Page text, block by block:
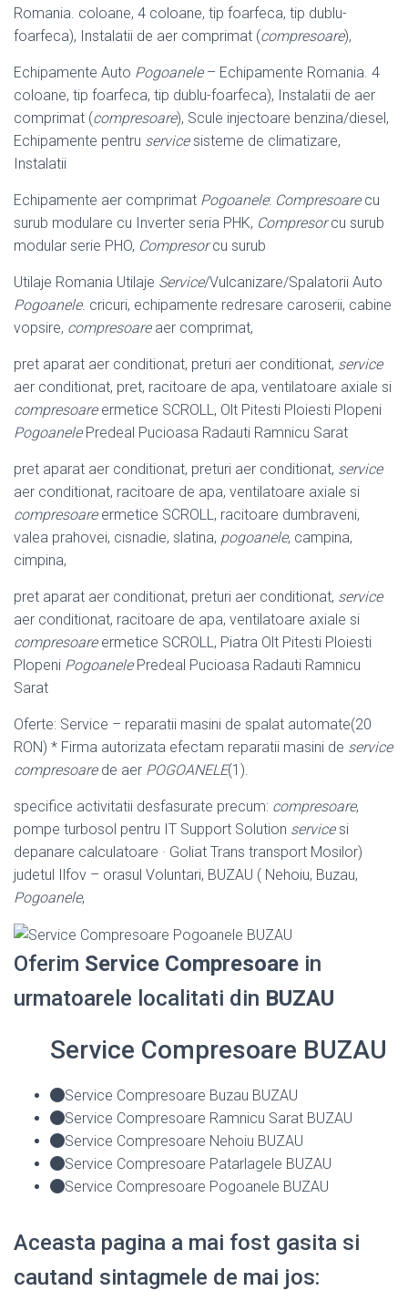
Romania. coloane, 4 coloane, tip foarfeca, tip dublu-
foarfeca), Instalatii de aer comprimat (compresoare),
Echipamente Auto Pogoanele– Echipamente Romania. 4
coloane, tip foarfeca, tip dublu-foarfeca), Instalatii de aer
comprimat (compresoare), Scule injectoare benzina/diesel,
Echipamente pentru servicesisteme de climatizare,
Instalatii
Echipamente aer comprimat Pogoanele: Compresoarecu
surub modulare cu Inverter seria PHK, Compresorcu surub
modular serie PHO, Compresorcu surub
Utilaje Romania Utilaje Service/Vulcanizare/Spalatorii Auto
Pogoanele. cricuri, echipamente redresare caroserii, cabine
vopsire, compresoareaer comprimat,
pret aparat aer conditionat, preturi aer conditionat, service
aer conditionat, pret, racitoare de apa, ventilatoare axiale si
compresoareermetice SCROLL, Olt Pitesti Ploiesti Plopeni
PogoanelePredeal Pucioasa Radauti Ramnicu Sarat
pret aparat aer conditionat, preturi aer conditionat, service
aer conditionat, racitoare de apa, ventilatoare axiale si
compresoareermetice SCROLL, racitoare dumbraveni,
valea prahovei, cisnadie, slatina, pogoanele, campina,
cimpina,
pret aparat aer conditionat, preturi aer conditionat, service
aer conditionat, racitoare de apa, ventilatoare axiale si
compresoareermetice SCROLL, Piatra Olt Pitesti Ploiesti
Plopeni PogoanelePredeal Pucioasa Radauti Ramnicu
Sarat
Oferte: Service – reparatii masini de spalat automate(20
RON) * Firma autorizata efectam reparatii masini de service
compresoarede aer POGOANELE(1).
specifice activitatii desfasurate precum: compresoare,
pompe turbosol pentru IT Support Solution servicesi
depanare calculatoare · Goliat Trans transport Mosilor)
judetul Ilfov – orasul Voluntari, BUZAU ( Nehoiu, Buzau,
Pogoanele,
Oferim Service Compresoare in
urmatoarele localitati din BUZAU
Service Compresoare BUZAU
Service Compresoare Buzau BUZAU
Service Compresoare Ramnicu Sarat BUZAU
Service Compresoare Nehoiu BUZAU
Service Compresoare Patarlagele BUZAU
Service Compresoare Pogoanele BUZAU
Aceasta pagina a mai fost gasita si
cautand sintagmele de mai jos: